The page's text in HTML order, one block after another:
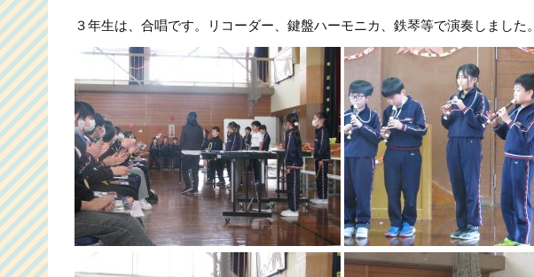
３年生は、合唱です。リコーダー、鍵盤ハーモニカ、鉄琴等で演奏しました。